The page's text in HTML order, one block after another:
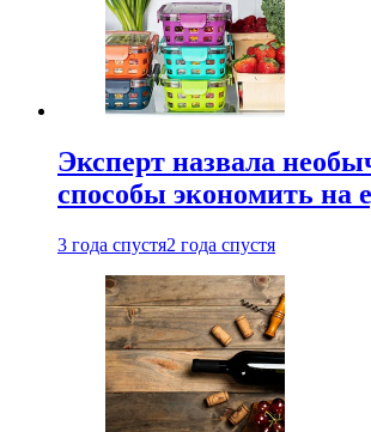
Эксперт назвала
способы экономить на
3 года спустя2 года спустя